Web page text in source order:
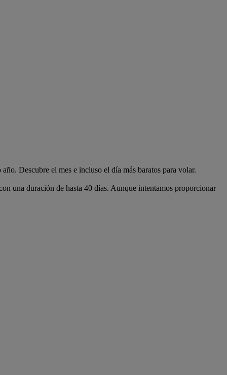
Descubre el mes e incluso el día más baratos para volar.
una duración de hasta 40 días. Aunque intentamos proporcionar